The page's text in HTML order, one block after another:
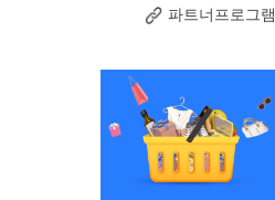
파트너프로그램